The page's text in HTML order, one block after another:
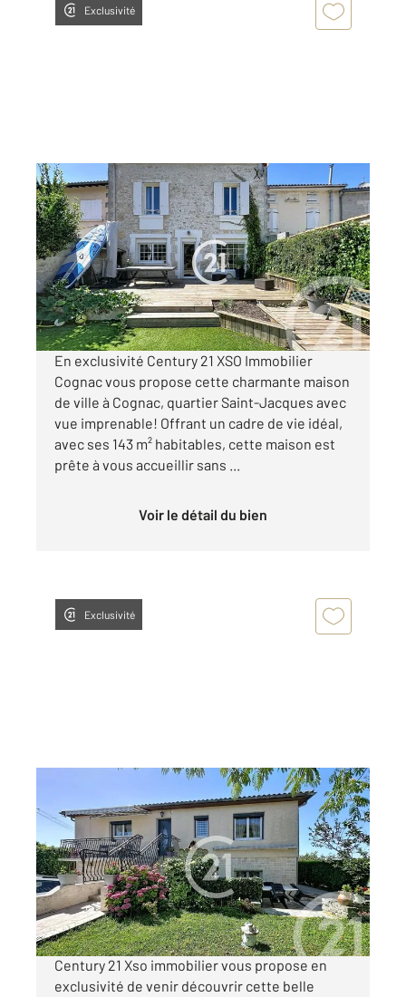
Exclusivité
COGNAC 16
143,50 m2 , 6 pièces
Ref : 2134
Maison à vendre
233 000 €
Visiter le site dédié
En exclusivité Century 21 XSO Immobilier
Cognac vous propose cette charmante maison
de ville à Cognac, quartier Saint-Jacques avec
vue imprenable! Offrant un cadre de vie idéal,
avec ses 143 m² habitables, cette maison est
prête à vous accueillir sans ...
Voir le détail du bien
Exclusivité
102 m2, 4 pièces
Ref : 1445
Maison à vendre
191 600 €
Visiter le site dédié
Century 21 Xso immobilier vous propose en
exclusivité de venir découvrir cette belle